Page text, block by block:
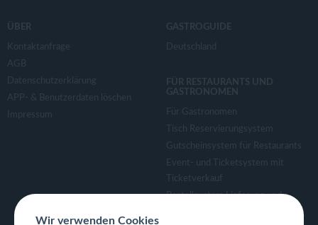
ÜBER
Kontaktanfrage
AGB
Datenschutzerklärung
APP- & Benutzerdaten löschen
Impressum
GASTROGUIDE
Deutschland
FÜR RESTAURANTS UND
GASTRONOMEN
Für Gastronomen
Tisch Reservierungsystem
Gutscheinsystem für Restaurants
Event- und Ticketsystem mit
Ticketverkauf
Bestellsystem Lieferung und
Wir verwenden Cookies